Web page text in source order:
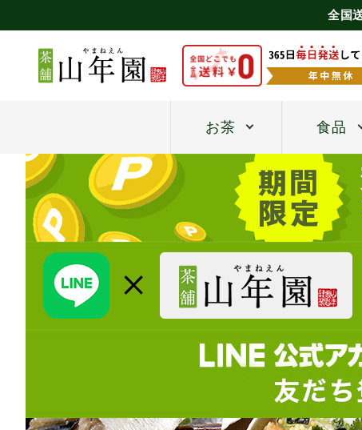
全国
お茶 食品